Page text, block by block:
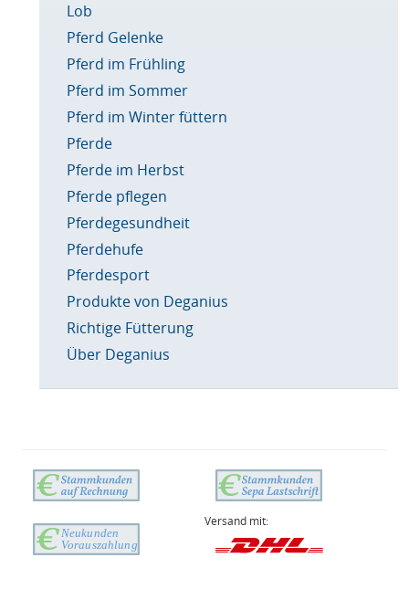
Lob
Pferd Gelenke
Pferd im Frühling
Pferd im Sommer
Pferd im Winter füttern
Pferde
Pferde im Herbst
Pferde pflegen
Pferdegesundheit
Pferdehufe
Pferdesport
Produkte von Deganius
Richtige Fütterung
Über Deganius
Versand mit: